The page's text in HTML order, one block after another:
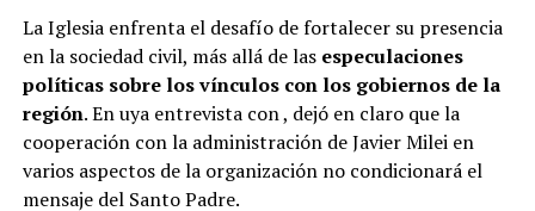
La Iglesia enfrenta el desafío de fortalecer su presencia
en la sociedad civil, más allá de las especulaciones
políticas sobre los vínculos con los gobiernos de la
región. En uya entrevista con, dejó en claro que la
cooperación con la administración de Javier Milei en
varios aspectos de la organización no condicionará el
mensaje del Santo Padre.